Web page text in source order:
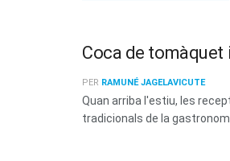
Coca de tomàquet
PER RAMUNÉ JAGELAVICUTE
Quan arriba l'estiu, les
tradicionals de la